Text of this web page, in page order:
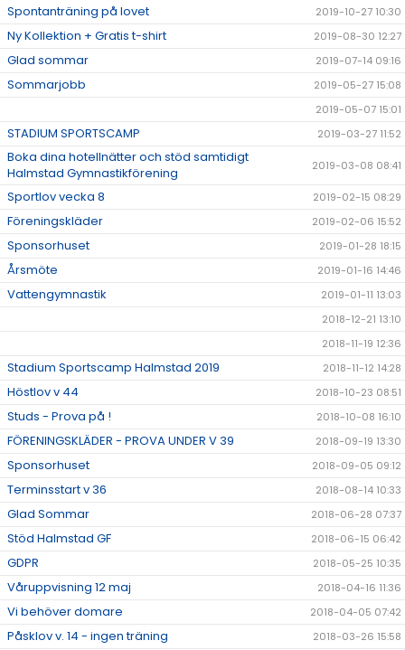
Spontanträning på lovet 2019-10-27 10:30
Ny Kollektion + Gratis t-shirt 2019-08-30 12:27
Glad sommar 2019-07-14 09:16
Sommarjobb
2019-05-27 15:08
2019-05-07 15:01
STADIUM SPORTSCAMP 2019-03-27 11:52
Boka dina hotellnätter och stöd samtidigt
Halmstad Gymnastikförening
2019-03-08 08:41
Sportlov vecka 8 2019-02-15 08:29
Föreningskläder 2019-02-06 15:52
Sponsorhuset 2019-01-28 18:15
Årsmöte 2019-01-16 14:46
Vattengymnastik
2019-01-11 13:03
2018-12-21 13:10
2018-11-19 12:36
Stadium Sportscamp Halmstad 2019 2018-11-12 14:28
Höstlov v 44 2018-10-23 08:51
Studs - Prova på ! 2018-10-08 16:10
FÖRENINGSKLÄDER - PROVA UNDER V 39 2018-09-19 13:30
Sponsorhuset 2018-09-05 09:12
Terminsstart v 36 2018-08-14 10:33
Glad Sommar 2018-06-28 07:37
Stöd Halmstad GF 2018-06-15 06:42
GDPR 2018-05-25 10:35
Våruppvisning 12 maj 2018-04-16 11:36
Vi behöver domare 2018-04-05 07:42
Påsklov v. 14 - ingen träning 2018-03-26 15:58